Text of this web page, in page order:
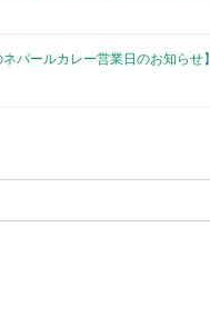
ネパールカレー営業日のお知らせ】